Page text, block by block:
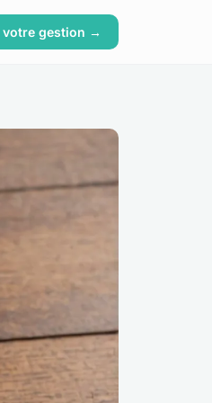
votre gestion →